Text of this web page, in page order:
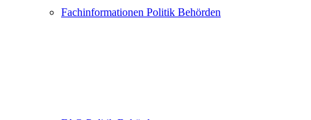
Fachinformationen Politik Behörden